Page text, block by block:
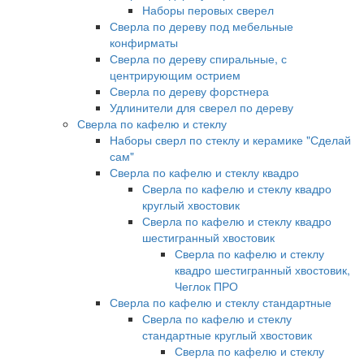
Наборы перовых сверел
Сверла по дереву под мебельные
конфирматы
Сверла по дереву спиральные, с
центрирующим острием
Сверла по дереву форстнера
Удлинители для сверел по дереву
Сверла по кафелю и стеклу
Наборы сверл по стеклу и керамике "Сделай
сам"
Сверла по кафелю и стеклу квадро
Сверла по кафелю и стеклу квадро
круглый хвостовик
Сверла по кафелю и стеклу квадро
шестигранный хвостовик
Сверла по кафелю и стеклу
квадро шестигранный хвостовик,
Чеглок ПРО
Сверла по кафелю и стеклу стандартные
Сверла по кафелю и стеклу
стандартные круглый хвостовик
Сверла по кафелю и стеклу